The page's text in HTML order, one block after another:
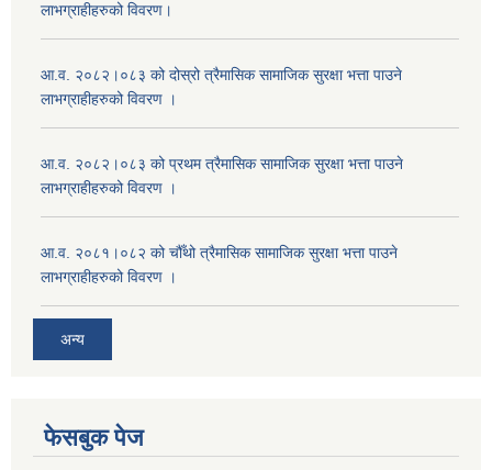
लाभग्राहीहरुको विवरण।
आ.व. २०८२।०८३ को दोस्रो त्रैमासिक सामाजिक सुरक्षा भत्ता पाउने
लाभग्राहीहरुको विवरण ।
आ.व. २०८२।०८३ को प्रथम त्रैमासिक सामाजिक सुरक्षा भत्ता पाउने
लाभग्राहीहरुको विवरण ।
आ.व. २०८१।०८२ को चौँथो त्रैमासिक सामाजिक सुरक्षा भत्ता पाउने
लाभग्राहीहरुको विवरण ।
अन्य
फेसबुक पेज